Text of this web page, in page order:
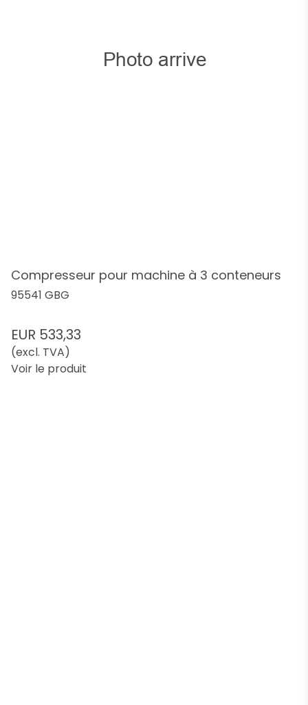
Compresseur pour machine à 3 conteneurs
95541 GBG
EUR 533,33
(excl. TVA)
Voir le produit